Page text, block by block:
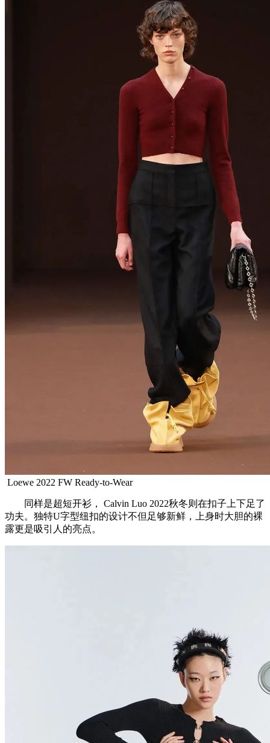
Loewe 2022 FW Ready-to-Wear
同样是超短开衫， Calvin Luo 2022秋冬则在扣子上下足了
功夫。独特U字型纽扣的设计不但足够新鲜，上身时大胆的裸
露更是吸引人的亮点。